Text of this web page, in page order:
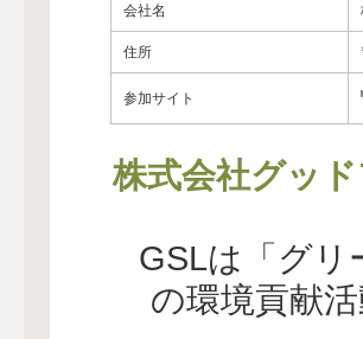
会社名
住所
参加サイト
株式会社グッ
GSLは「グリ
の環境貢献